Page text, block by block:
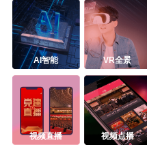
AI智能 VR全景
视频直播 视频点播